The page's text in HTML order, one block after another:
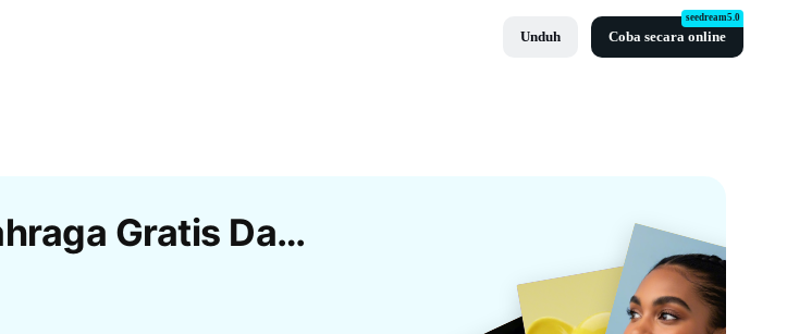
Unduh Coba secara online
seedream5.0
Template Portofolio Template Olahraga Gratis Dari CapCut